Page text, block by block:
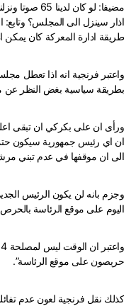
اذار سينزل الى المجلس؟ وتابع:
طريقة ادارة المعركة كان
واعتبر فرنجية انه اذا تعطل
بطريقة سياسية بغض النظر عن
ورأى ان على بكركي ان تبقى
ان اي رئيس جمهورية سيكون حتما
الى ان موقفها في عدم تبني
وجزم بانه لن يكون الرئيس
اليوم على موقع الرئاسة بالحرص
حريصون على موقع الرئاسة”.
كذلك نقل فرنجية لعون عدم